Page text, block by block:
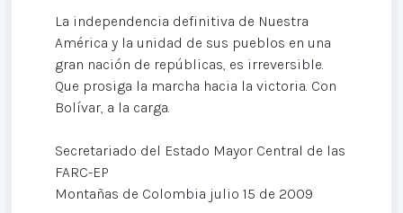
La independencia definitiva de Nuestra
América y la unidad de sus pueblos en una
gran nación de repúblicas, es irreversible.
Que prosiga la marcha hacia la victoria. Con
Bolívar, a la carga.
Secretariado del Estado Mayor Central de las
FARC-EP
Montañas de Colombia julio 15 de 2009